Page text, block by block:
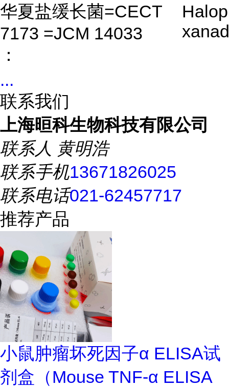
华夏盐缓长菌=CECT
7173 =JCM 14033
：
...
联系我们
上海晅科生物科技有限公司
联系人 黄明浩
联系手机13671826025
联系电话021-62457717
推荐产品
小鼠肿瘤坏死因子α ELISA试
剂盒（Mouse TNF-α ELISA